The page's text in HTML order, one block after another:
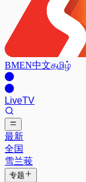
BMEN中文தமிழ்
LiveTV
最新
全国
雪兰莪
专题